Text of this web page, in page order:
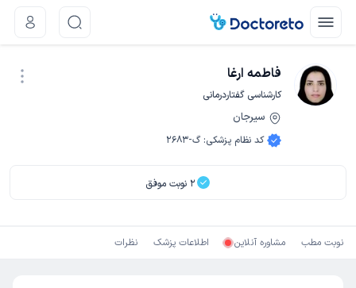
فاطمه ارغا
کارشناسی گفتاردرمانی
سیرجان
کد نظام پزشکی:گ-2683
2 نوبت موفق
نوبت مطب مشاوره آنلاین اطلاعات پزشک نظرات